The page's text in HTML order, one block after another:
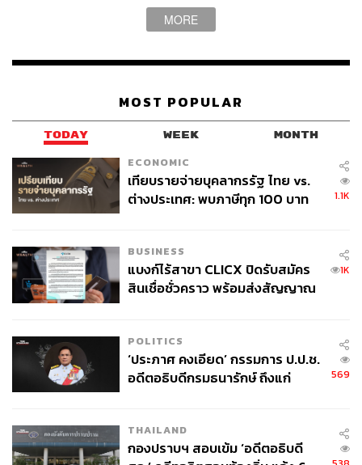
ขณะที่ ศิริโรจน์ ธนิกกุล สส. สมุทรสาคร พรรคก้าวไกล อดีต
จะทำให้พี่น้องเพื่อนไรเดอร์ได้รับการคุ้มครองตามกฎหมาย
ด้าน สหัสวัต คุ้มคง กล่าวถึงกฎหมายคุ้มครองแรงงานที่
ครอบคลุมแรงงานทุกคน แม้กระทั่งลูกจ้างแม่บ้านในรัฐสภา
แห่งนี้ ซึ่งปัจจุบันไม่ได้รับการคุ้มครองตามกฎหมายแรงงาน
และกฎหมายคุ้มครองแรงงานฉบับนี้ถือเป็นเรื่องพื้นฐานที่สุด
สหัสวัตกล่าวว่า การทำงานหนักหากเราอยากสร้างฐานะหรือ
ความมั่นคงมันควรเป็นทางเลือก ไม่ใช่ข้ออ้างกดขี่แรงงาน
และชาวประมงคงเป็นเศรษฐีไปหมดแล้ว
ภูมิใจไทยประสานเสียงถล่มร่างฯ เซีย จำปาทอง มอง
สส. พรรคภูมิใจไทยหลายคนอภิปรายคัดค้านร่างกฎหมาย
MORE
MOST POPULAR
TODAY WEEK MONTH
ECONOMIC
เทียบรายจ่ายบุคลากรรัฐ ไทย vs.
ต่างประเทศ: พบภาษีทุก 100 บาท
1.1K
BUSINESS
แบงก์ไร้สาขา CLICX ปิดรับสมัคร
สินเชื่อชั่วคราว พร้อมส่งสัญญาณ
1K
POLITICS
‘ประภาศ คงเอียด’ กรรมการ ป.ป.ช.
อดีตอธิบดีกรมธนารักษ์ ถึงแก่
569
THAILAND
กองปราบฯ สอบเข้ม ‘อดีตอธิบดี